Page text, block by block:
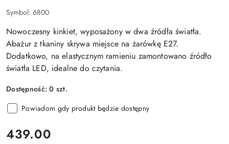
Symbol: 6800
Nowoczesny kinkiet, wyposażony w dwa źródła światła.
Abażur z tkaniny skrywa miejsce na żarówkę E27.
Dodatkowo, na elastycznym ramieniu zamontowano źródło
światła LED, idealne do czytania.
Dostępność:0 szt.
Powiadom gdy produkt będzie dostępny
cena:
439.00